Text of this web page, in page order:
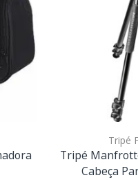
Tripé
Tripé
Cabeça